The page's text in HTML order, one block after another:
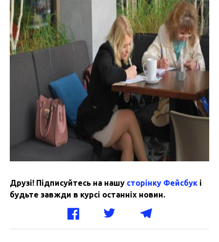
Друзі! Підписуйтесь на нашу сторінку Фейсбук і
будьте завжди в курсі останніх новин.